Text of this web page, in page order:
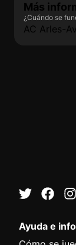
Más
¿Cuándo se
AC Arles-
Ayuda e